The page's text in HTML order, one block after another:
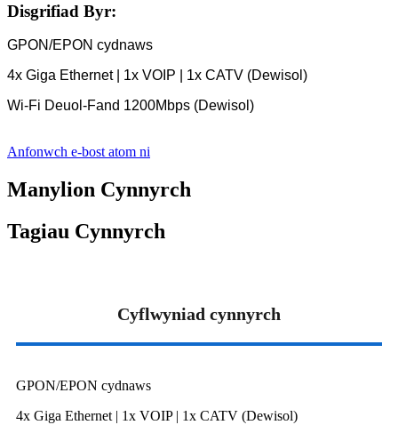
Disgrifiad Byr:
GPON/EPON cydnaws
4x Giga Ethernet | 1x VOIP | 1x CATV (Dewisol)
Wi-Fi Deuol-Fand 1200Mbps (Dewisol)
Anfonwch e-bost atom ni
Manylion Cynnyrch
Tagiau Cynnyrch
Cyflwyniad cynnyrch
GPON/EPON cydnaws
4x Giga Ethernet | 1x VOIP | 1x CATV (Dewisol)